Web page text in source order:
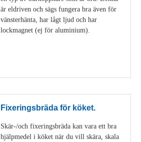
är eldriven och sägs fungera bra även för
vänsterhänta, har lågt ljud och har
lockmagnet (ej för aluminium).
Fixeringsbräda för köket.
Skär-/och fixeringsbräda kan vara ett bra
hjälpmedel i köket när du vill skära, skala